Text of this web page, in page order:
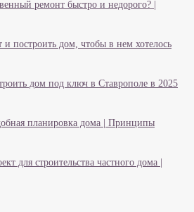
ремонт быстро и недорого? |
и построить дом, чтобы в нем хотелось
дом под ключ в Ставрополе в 2025
планировка дома | Принципы
для строительства частного дома |